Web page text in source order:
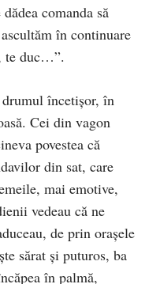
comanda să
în continuare
te duc…”.
încetişor, în
Cei din vagon
povestea că
din sat, care
mai emotive,
vedeau că ne
de prin oraşele
sărat şi puturos, ba
în palmă,